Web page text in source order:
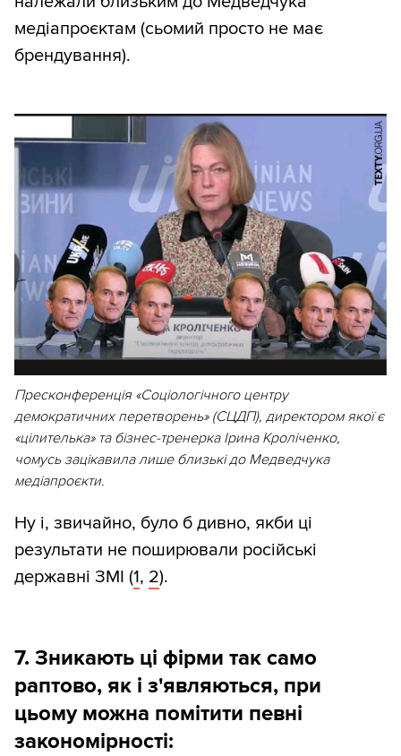
медіапроєктам (сьомий просто не має
брендування).
Пресконференція «Соціологічного центру
демократичних перетворень» (СЦДП), директором якої є
«цілителька» та бізнес-тренерка Ірина Кроліченко,
чомусь зацікавила лише близькі до Медведчука
медіапроєкти.
Ну і, звичайно, було б дивно, якби ці
результати не поширювали російські
державні ЗМІ (1, 2).
7. Зникають ці фірми так само
раптово, як і з'являються, при
цьому можна помітити певні
закономірності: